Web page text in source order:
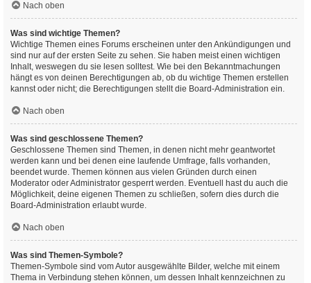
Nach oben
Was sind wichtige Themen?
Wichtige Themen eines Forums erscheinen unter den Ankündigungen und
sind nur auf der ersten Seite zu sehen. Sie haben meist einen wichtigen
Inhalt, weswegen du sie lesen solltest. Wie bei den Bekanntmachungen
hängt es von deinen Berechtigungen ab, ob du wichtige Themen erstellen
kannst oder nicht; die Berechtigungen stellt die Board-Administration ein.
Nach oben
Was sind geschlossene Themen?
Geschlossene Themen sind Themen, in denen nicht mehr geantwortet
werden kann und bei denen eine laufende Umfrage, falls vorhanden,
beendet wurde. Themen können aus vielen Gründen durch einen
Moderator oder Administrator gesperrt werden. Eventuell hast du auch die
Möglichkeit, deine eigenen Themen zu schließen, sofern dies durch die
Board-Administration erlaubt wurde.
Nach oben
Was sind Themen-Symbole?
Themen-Symbole sind vom Autor ausgewählte Bilder, welche mit einem
Thema in Verbindung stehen können, um dessen Inhalt kennzeichnen zu